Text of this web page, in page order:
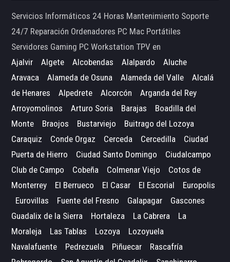
Servicios Informáticos 24 Horas Mantenimiento Soporte
24/7 Reparación Ordenadores PC Mac Portátiles
Servidores Gaming PC Workstation TPV en
Ajalvir
Algete Alcobendas Alalpardo
Aluche
Aravaca
Alameda de Osuna Alameda del Valle
Alcalá
de Henares
Alpedrete Alcorcón
Arganda del Rey
Arroyomolinos
Arturo Soria Barajas
Boadilla del
Monte
Braojos Bustarviejo
Buitrago del Lozoya
Caraquiz
Conde Orgaz Cerceda Cercedilla
Ciudad
Puerta de Hierro
Ciudad Santo Domingo
Ciudalcampo
Club de Campo
Cobeña Colmenar Viejo
Cotos de
Monterrey
El Berrueco El Casar El Escorial
Europolis
Eurovillas
Fuente del Fresno Galapagar
Gascones
Guadalix de la Sierra
Hortaleza La Cabrera
La
Moraleja
Las Tablas Lozoya
Lozoyuela
Navalafuente
Pedrezuela Piñuecar
Rascafría